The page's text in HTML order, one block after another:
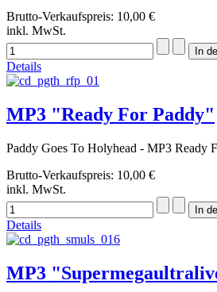
Brutto-Verkaufspreis: 10,00 €
inkl. MwSt.
Details
MP3 "Ready For Paddy"
Paddy Goes To Holyhead - MP3 Ready
Brutto-Verkaufspreis: 10,00 €
inkl. MwSt.
Details
MP3